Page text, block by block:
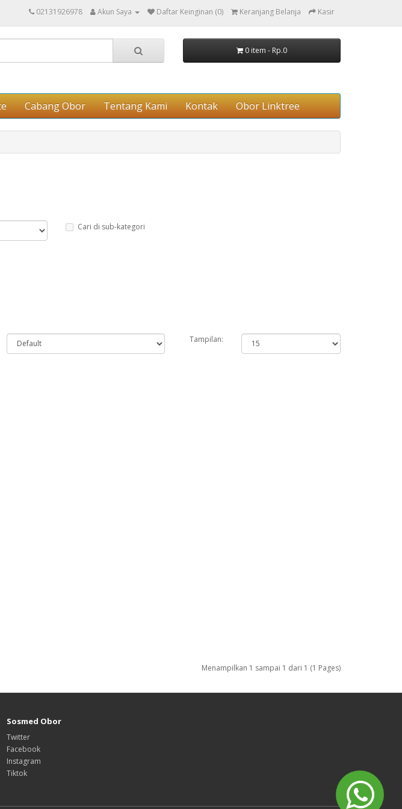
02131926978 Akun Saya Daftar Keinginan (0) Keranjang Belanja Kasir
0 item - Rp.0
Cabang Obor Tentang Kami Kontak Obor Linktree
Cari di sub-kategori
Tampilan:
Menampilkan 1 sampai 1 dari 1 (1 Pages)
Sosmed Obor
Twitter
Facebook
Instagram
Tiktok